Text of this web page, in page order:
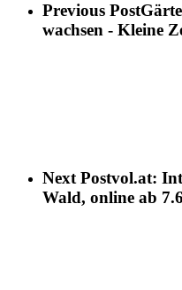
Previous Post
wachsen - Kleine
Next Postvol.at:
Wald, online ab